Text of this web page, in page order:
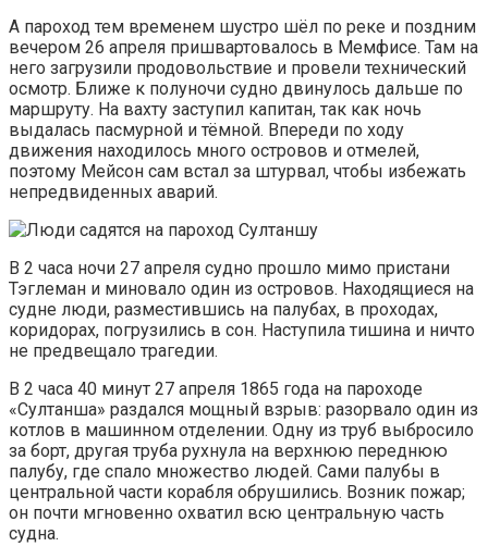
А пароход тем временем шустро шёл по реке и поздним
вечером 26 апреля пришвартовалось в Мемфисе. Там на
него загрузили продовольствие и провели технический
осмотр. Ближе к полуночи судно двинулось дальше по
маршруту. На вахту заступил капитан, так как ночь
выдалась пасмурной и тёмной. Впереди по ходу
движения находилось много островов и отмелей,
поэтому Мейсон сам встал за штурвал, чтобы избежать
непредвиденных аварий.
В 2 часа ночи 27 апреля судно прошло мимо пристани
Тэглеман и миновало один из островов. Находящиеся на
судне люди, разместившись на палубах, в проходах,
коридорах, погрузились в сон. Наступила тишина и ничто
не предвещало трагедии.
В 2 часа 40 минут 27 апреля 1865 года на пароходе
«Султанша» раздался мощный взрыв: разорвало один из
котлов в машинном отделении. Одну из труб выбросило
за борт, другая труба рухнула на верхнюю переднюю
палубу, где спало множество людей. Сами палубы в
центральной части корабля обрушились. Возник пожар;
он почти мгновенно охватил всю центральную часть
судна.